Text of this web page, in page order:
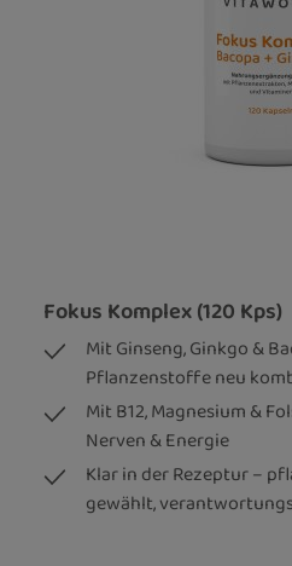
Fokus Komplex (120 Kps)
Mit Ginseng, Ginkgo &
Pflanzenstoffe neu
Mit B12, Magnesium &
Nerven & Energie
Klar in der Rezeptur –
gewählt,